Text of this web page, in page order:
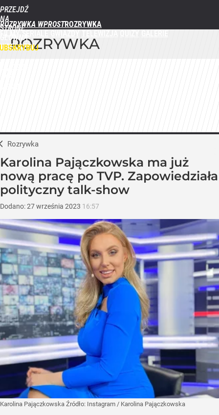
PRZEJDŹ
NA
STRONĘ
GŁÓWNĄ
WPROST.PL
ROZRYWKA WPROST
ROZRYWKA
Rozrywka
Karolina Pajączkowska ma już
nową pracę po TVP. Zapowiedziała
polityczny talk-show
Dodano:27września 2023 16:57
Karolina Pajączkowska Źródło: Instagram / Karolina Pajączkowska